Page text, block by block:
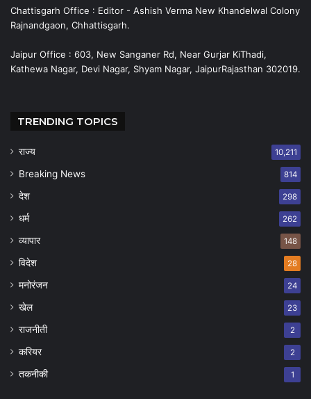
Chattisgarh Office : Editor - Ashish Verma New Khandelwal Colony
Rajnandgaon, Chhattisgarh.
Jaipur Office : 603, New Sanganer Rd, Near Gurjar KiThadi,
Kathewa Nagar, Devi Nagar, Shyam Nagar, JaipurRajasthan 302019.
TRENDING TOPICS
राज्य 10,211
Breaking News 814
देश 298
धर्म 262
व्यापार 148
विदेश 28
मनोरंजन 24
खेल 23
राजनीती 2
करियर 2
तकनीकी 1